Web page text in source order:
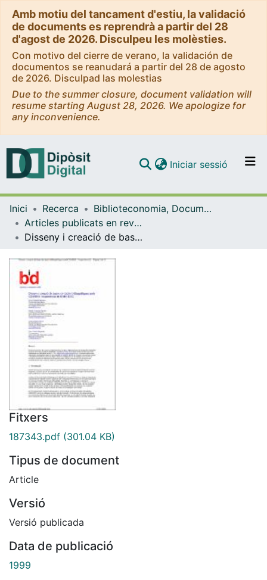
Amb motiu del tancament d'estiu, la validació
de documents es reprendrà a partir del 28
d'agost de 2026. Disculpeu les molèsties.
Con motivo del cierre de verano, la validación de
documentos se reanudará a partir del 28 de agosto
de 2026. Disculpad las molestias
Due to the summer closure, document validation will
resume starting August 28, 2026. We apologize for
any inconvenience.
Navega per tot el DD
Iniciar sessió (current)
Inici Recerca
Biblioteconomia, Documentació i Comunicació Audiovisual
Articles publicats en revistes (Biblioteconomia, Documentació i Comunicació Audiovisual)
Disseny i creació de bases de dades bibliogràfiques amb CDS/ISIS: l'experiència de SABA-DOC
Fitxers
187343.pdf (301.04 KB)
Tipus de document
Article
Versió
Versió publicada
Data de publicació
1999